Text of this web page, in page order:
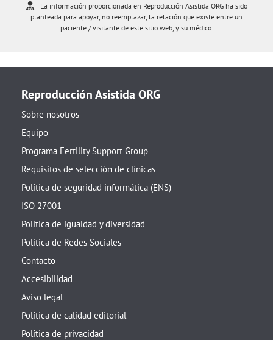
La información proporcionada en Reproducción Asistida ORG ha sido
planteada para apoyar, no reemplazar, la relación que existe entre un
paciente / visitante de este sitio web, y su médico.
Reproducción Asistida ORG
Sobre nosotros
Equipo
Programa Fertility Support Group
Requisitos de selección de clínicas
Política de seguridad informática (ENS)
ISO 27001
Política de igualdad y diversidad
Política de Redes Sociales
Contacto
Accesibilidad
Aviso legal
Política de calidad editorial
Política de privacidad